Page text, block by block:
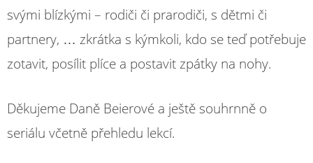
svými blízkými – rodiči či prarodiči, s dětmi či
partnery, … zkrátka s kýmkoli, kdo se teď potřebuje
zotavit, posílit plíce a postavit zpátky na nohy.
Děkujeme Daně Beierové a ještě souhrnně o
seriálu včetně přehledu lekcí.